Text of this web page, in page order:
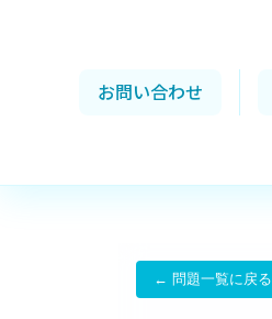
お問い合わせ
← 問題一覧に戻る